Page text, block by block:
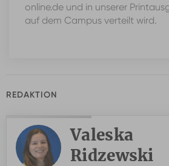
online.de und in unserer
auf dem Campus verteilt wird.
REDAKTION
Valeska
Ridzewski